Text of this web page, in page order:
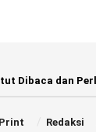
Dibaca dan
Redaksi